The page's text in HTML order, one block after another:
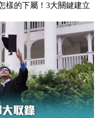
樣的下屬！3大關鍵建立